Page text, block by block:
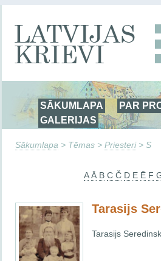
SĀKUMLAPA PAR
GALERIJAS
Sākumlapa > Tēmas > Priesteri> S
A Ā B C Č D E Ē F
Tarasijs
Tarasijs